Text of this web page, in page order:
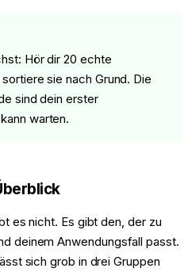
Hör dir 20 echte
sie nach Grund. Die
sind dein erster
warten.
es nicht. Es gibt den, der zu
deinem Anwendungsfall passt.
sich grob in drei Gruppen